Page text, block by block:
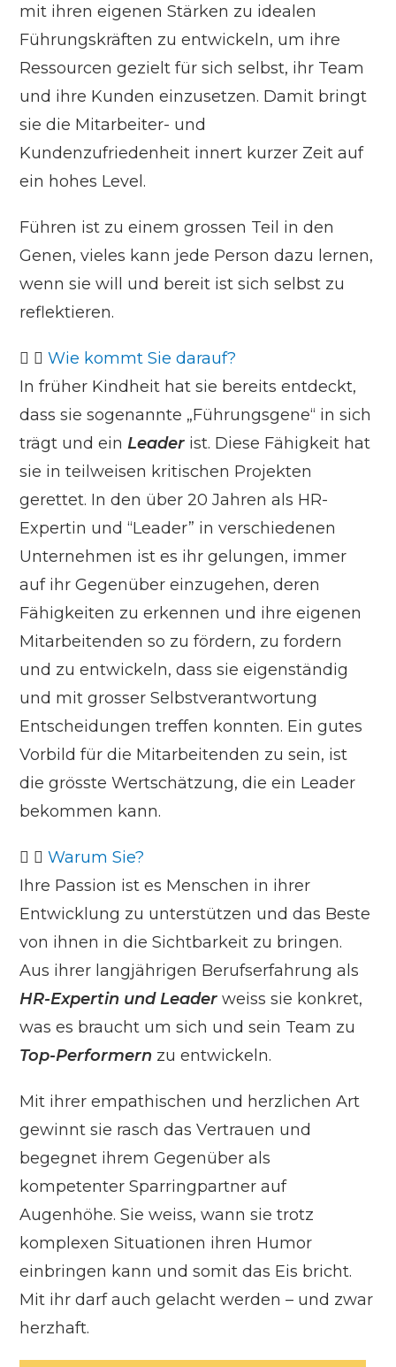
mit ihren eigenen Stärken zu idealen
Führungskräften zu entwickeln, um ihre
Ressourcen gezielt für sich selbst, ihr Team
und ihre Kunden einzusetzen. Damit bringt
sie die Mitarbeiter- und
Kundenzufriedenheit innert kurzer Zeit auf
ein hohes Level.
Führen ist zu einem grossen Teil in den
Genen, vieles kann jede Person dazu lernen,
wenn sie will und bereit ist sich selbst zu
reflektieren.
Wie kommt Sie darauf?
In früher Kindheit hat sie bereits entdeckt,
dass sie sogenannte „Führungsgene“ in sich
trägt und einLeader ist. Diese Fähigkeit hat
sie in teilweisen kritischen Projekten
gerettet. In den über 20 Jahren als HR-
Expertin und “Leader” in verschiedenen
Unternehmen ist es ihr gelungen, immer
auf ihr Gegenüber einzugehen, deren
Fähigkeiten zu erkennen und ihre eigenen
Mitarbeitenden so zu fördern, zu fordern
und zu entwickeln, dass sie eigenständig
und mit grosser Selbstverantwortung
Entscheidungen treffen konnten. Ein gutes
Vorbild für die Mitarbeitenden zu sein, ist
die grösste Wertschätzung, die ein Leader
bekommen kann.
Warum Sie?
Ihre Passion ist es Menschen in ihrer
Entwicklung zu unterstützen und das Beste
von ihnen in die Sichtbarkeit zu bringen.
Aus ihrer langjährigen Berufserfahrung als
HR-Expertin und Leader weiss sie konkret,
was es braucht um sich und sein Team zu
Top-Performern zu entwickeln.
Mit ihrer empathischen und herzlichen Art
gewinnt sie rasch das Vertrauen und
begegnet ihrem Gegenüber als
kompetenter Sparringpartner auf
Augenhöhe. Sie weiss, wann sie trotz
komplexen Situationen ihren Humor
einbringen kann und somit das Eis bricht.
Mit ihr darf auch gelacht werden – und zwar
herzhaft.